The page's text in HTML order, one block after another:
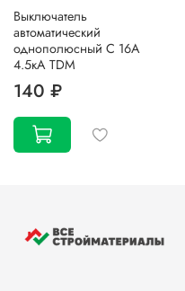
Выключатель
автоматический
однополюсный C 16А
4.5кА TDM
140 ₽